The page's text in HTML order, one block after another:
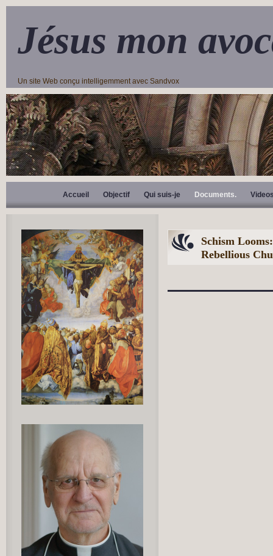
Jésus mon
Un site Web conçu intelligemment avec Sandvox
Accueil Objectif Qui suis-je Documents.
Schism
Rebellious